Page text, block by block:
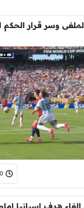
وسر قرار الحكم
هدف اسبانيا امام